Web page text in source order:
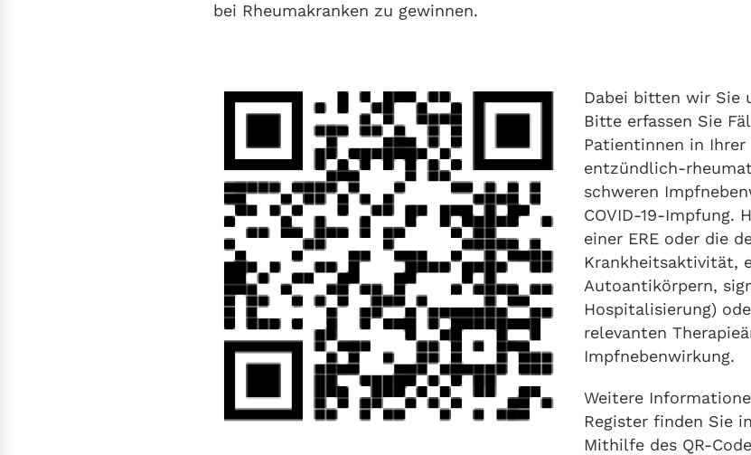
bei Rheumakranken zu gewinnen.
Dabei bitten wir Sie
Bitte erfassen Sie
Patientinnen in
entzündlich-
schweren
COVID-19-Impfung.
einer ERE oder die
Krankheitsaktivität,
Autoantikörpern,
Hospitalisierung)
relevanten
Impfnebenwirkung.
Weitere
Register finden Sie
Mithilfe des QR-